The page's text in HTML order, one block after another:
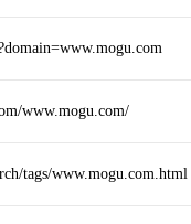
www.mogu.com/
tags/www.mogu.com.html